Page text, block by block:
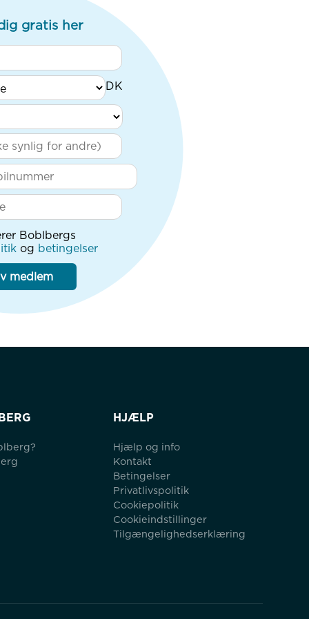
gratis her
Boblbergs
og betingelser
medlem
HJÆLP
Hjælp og info
Kontakt
Betingelser
Privatlivspolitik
Cookiepolitik
Cookieindstillinger
Tilgængelighedserklæring